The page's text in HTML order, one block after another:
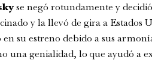
se negó rotundamente y
y la llevó de gira a Estados
su estreno debido a sus
una genialidad, lo que ayudó a